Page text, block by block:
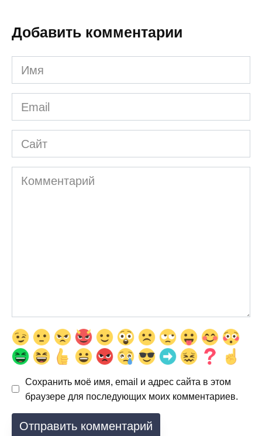
Добавить комментарии
Имя
*
Email
*
Сайт
Комментарий
Сохранить моё имя, email и адрес сайта в этом
браузере для последующих моих комментариев.